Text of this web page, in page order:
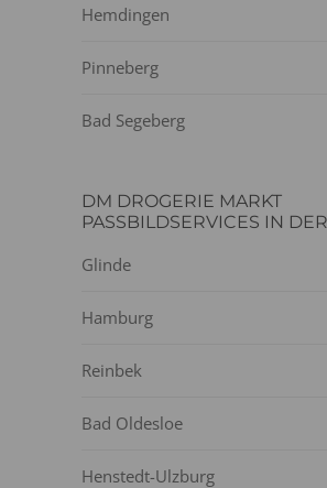
Hemdingen
Pinneberg
Bad Segeberg
DM DROGERIE MARKT
PASSBILDSERVICES IN
Glinde
Hamburg
Reinbek
Bad Oldesloe
Henstedt-Ulzburg